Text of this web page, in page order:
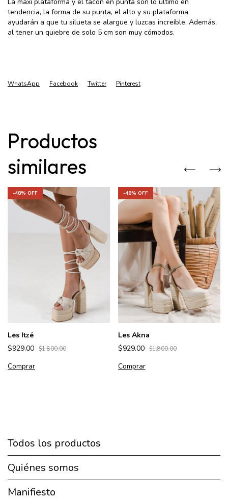
tendencia, la forma de su punta, el alto y su plataforma
ayudarán a que tu silueta se alargue y luzcas increíble. Además,
al tener un quiebre de solo 5 cm son muy cómodos.
WhatsApp Facebook Twitter Pinterest
Productos
similares
-48% OFF
Les Itzé
$929.00 $1,800.00
Comprar
-48% OFF
Les Akna
$929.00 $1,800.00
Comprar
Todos los productos
Quiénes somos
Manifiesto